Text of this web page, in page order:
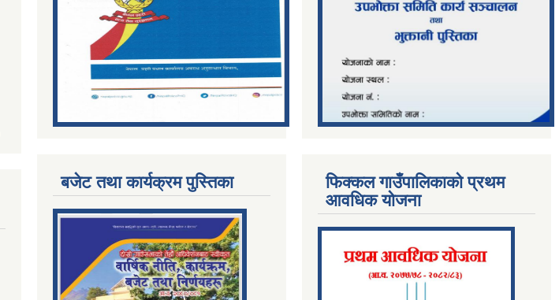
बजेट तथा कार्यक्रम पुस्तिका
फिक्कल गाउँपालिकाको प्रथम
आवधिक योजना